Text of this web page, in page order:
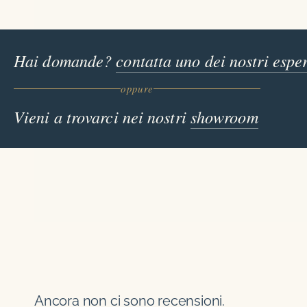
Hai domande?contatta uno dei nostri
oppure
Vieni a trovarci nei nostrishowroom
Ancora non ci sono recensioni.